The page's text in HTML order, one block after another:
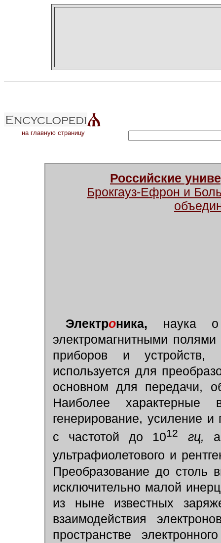
на главную страницу
Российские
Брокгауз-Ефрон и
Электроника, наука о
электромагнитными
приборов и устройств,
используется для
основном для передачи,
Наиболее
генерирование, усиление и
с частотой до 1012 гц, а
ультрафиолетового и
Преобразование до столь
исключительно малой
из ныне известных
взаимодействия
пространстве